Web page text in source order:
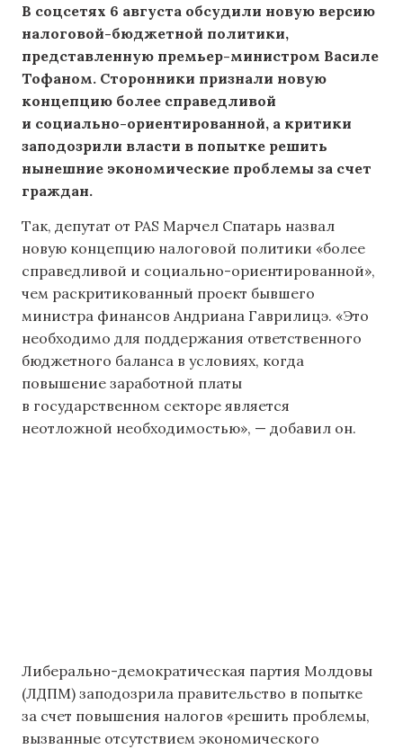
В соцсетях 6 августа обсудили новую версию
налоговой-бюджетной политики,
представленную премьер-министром Василе
Тофаном. Сторонники признали новую
концепцию более справедливой
и социально-ориентированной, а критики
заподозрили власти в попытке решить
нынешние экономические проблемы за счет
граждан.
Так, депутат от PAS Марчел Спатарь назвал
новую концепцию налоговой политики «более
справедливой и социально-ориентированной»,
чем раскритикованный проект бывшего
министра финансов Андриана Гаврилицэ. «Это
необходимо для поддержания ответственного
бюджетного баланса в условиях, когда
повышение заработной платы
в государственном секторе является
неотложной необходимостью», — добавил он.
Либерально-демократическая партия Молдовы
(ЛДПМ) заподозрила правительство в попытке
за счет повышения налогов «решить проблемы,
вызванные отсутствием экономического